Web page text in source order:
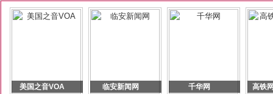
美国之音VOA 临安新闻网 千华网 高铁